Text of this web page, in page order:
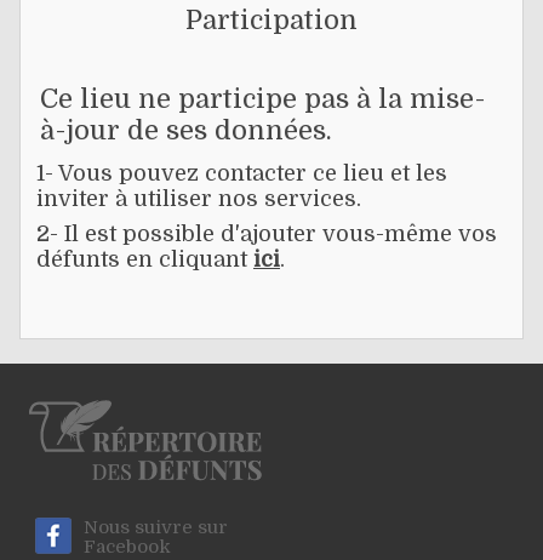
Participation
Ce lieu ne participe pas à la mise-
à-jour de ses données.
1- Vous pouvez contacter ce lieu et les
inviter à utiliser nos services.
2- Il est possible d'ajouter vous-même vos
défunts en cliquant ici.
Nous suivre sur
Facebook